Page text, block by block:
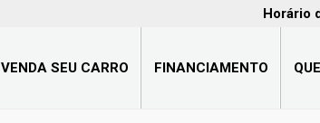
Horário
VENDA SEU CARRO FINANCIAMENTO